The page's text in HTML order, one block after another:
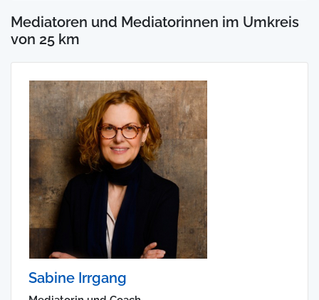
Mediatoren und Mediatorinnen im Umkreis
von 25 km
Sabine Irrgang